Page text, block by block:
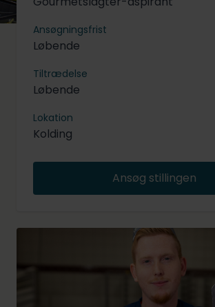
Ansøgningsfrist
Løbende
Tiltrædelse
Løbende
Lokation
Kolding
Ansøg stillingen